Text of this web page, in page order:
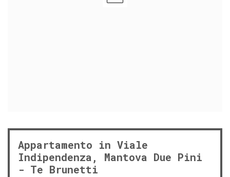
Appartamento in Viale
Indipendenza, Mantova Due Pini
- Te Brunetti